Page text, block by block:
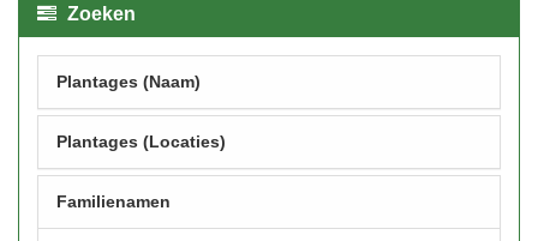
Zoeken
Plantages (Naam)
Plantages (Locaties)
Familienamen